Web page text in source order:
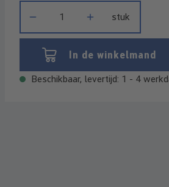
stuk
In de winkelmand
Beschikbaar, levertijd: 1 - 4